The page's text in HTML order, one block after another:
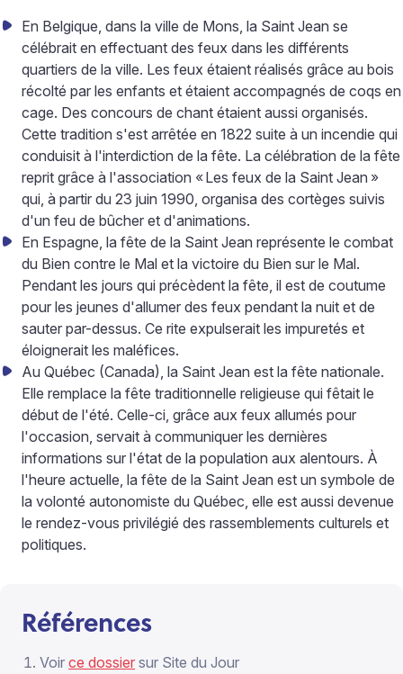
En Belgique, dans la ville de Mons, la Saint Jean se
célébrait en effectuant des feux dans les différents
quartiers de la ville. Les feux étaient réalisés grâce au bois
récolté par les enfants et étaient accompagnés de coqs en
cage. Des concours de chant étaient aussi organisés.
Cette tradition s'est arrêtée en 1822 suite à un incendie qui
conduisit à l'interdiction de la fête. La célébration de la fête
reprit grâce à l'association «Les feux de la Saint Jean »
qui, à partir du 23 juin 1990, organisa des cortèges suivis
d'un feu de bûcher et d'animations.
En Espagne, la fête de la Saint Jean représente le combat
du Bien contre le Mal et la victoire du Bien sur le Mal.
Pendant les jours qui précèdent la fête, il est de coutume
pour les jeunes d'allumer des feux pendant la nuit et de
sauter par-dessus. Ce rite expulserait les impuretés et
éloignerait les maléfices.
Au Québec (Canada), la Saint Jean est la fête nationale.
Elle remplace la fête traditionnelle religieuse qui fêtait le
début de l'été. Celle-ci, grâce aux feux allumés pour
l'occasion, servait à communiquer les dernières
informations sur l'état de la population aux alentours. À
l'heure actuelle, la fête de la Saint Jean est un symbole de
la volonté autonomiste du Québec, elle est aussi devenue
le rendez-vous privilégié des rassemblements culturels et
politiques.
Références
Voir ce dossier sur Site du Jour